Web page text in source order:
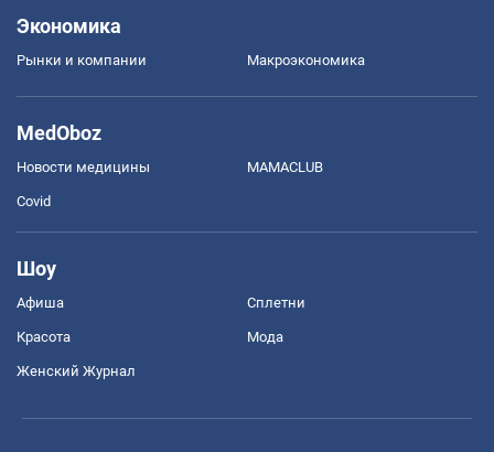
Экономика
Рынки и компании Mакроэкономика
MedOboz
Новости медицины MAMACLUB
Covid
Шоу
Афиша Сплетни
Красота Мода
Женский Журнал